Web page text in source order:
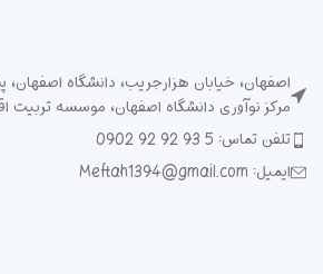
اصفهان، خیابان هزارجریب، دانشگاه
مرکز نوآوری دانشگاه اصفهان، موسسه تربیت
تلفن تماس: 5 93 92 92 0902
ایمیل: Meftah1394@gmail.com